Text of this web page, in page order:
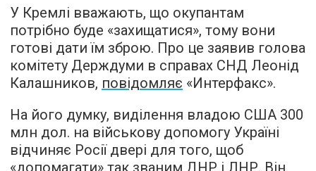
У Кремлі вважають, що окупантам
потрібно буде «захищатися», тому вони
готові дати їм зброю. Про це заявив голова
комітету Держдуми в справах СНД Леонід
Калашников, повідомляє «Интерфакс».
На його думку, виділення владою США 300
млн дол. на військову допомогу Україні
відчиняє Росії двері для того, щоб
«допомагати» так званим ДНР і ЛНР. Він